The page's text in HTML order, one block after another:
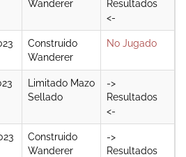
Wanderer
Resultados
<-
Construido
Wanderer
No Jugado
Limitado Mazo
Sellado
->
Resultados
<-
Construido
Wanderer
->
Resultados